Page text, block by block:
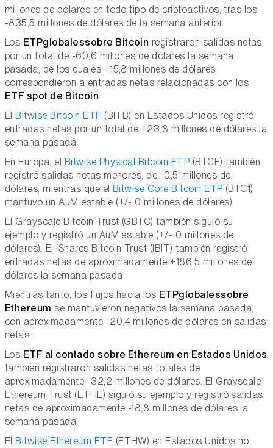
millones de dólares en todo tipo de criptoactivos, tras los
-835,5 millones de dólares de la semana anterior.
Los ETPglobalessobre Bitcoin registraron salidas netas
por un total de -60,6 millones de dólares la semana
pasada, de los cuales +15,8 millones de dólares
correspondieron a entradas netas relacionadas con los
ETF spot de Bitcoin.
El Bitwise Bitcoin ETF (BITB) en Estados Unidos registró
entradas netas por un total de +23,8 millones de dólares la
semana pasada.
En Europa, el Bitwise Physical Bitcoin ETP (BTCE) también
registró salidas netas menores, de -0,5 millones de
dólares, mientras que el Bitwise Core Bitcoin ETP (BTC1)
mantuvo un AuM estable (+/- 0 millones de dólares).
El Grayscale Bitcoin Trust (GBTC) también siguió su
ejemplo y registró un AuM estable (+/- 0 millones de
dólares). El iShares Bitcoin Trust (IBIT) también registró
entradas netas de aproximadamente +186,5 millones de
dólares la semana pasada.
Mientras tanto, los flujos hacia los ETPglobalessobre
Ethereum se mantuvieron negativos la semana pasada,
con aproximadamente -20,4 millones de dólares en salidas
netas.
Los ETF al contado sobre Ethereum en Estados Unidos
también registraron salidas netas totales de
aproximadamente -32,2 millones de dólares. El Grayscale
Ethereum Trust (ETHE) siguió su ejemplo y registró salidas
netas de aproximadamente -18,8 millones de dólares la
semana pasada.
El Bitwise Ethereum ETF (ETHW) en Estados Unidos no